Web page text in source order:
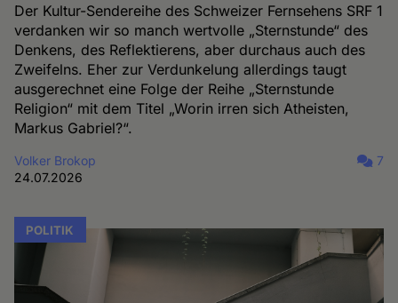
Der Kultur-Sendereihe des Schweizer Fernsehens SRF 1
verdanken wir so manch wertvolle „Sternstunde“ des
Denkens, des Reflektierens, aber durchaus auch des
Zweifelns. Eher zur Verdunkelung allerdings taugt
ausgerechnet eine Folge der Reihe „Sternstunde
Religion“ mit dem Titel „Worin irren sich Atheisten,
Markus Gabriel?“.
Volker Brokop
24.07.2026
7
POLITIK